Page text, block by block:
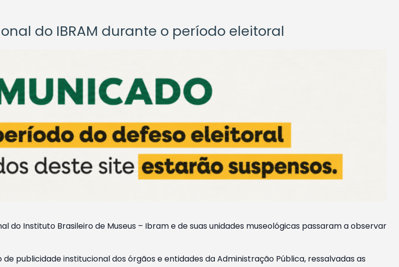
do IBRAM durante o período eleitoral
do Instituto Brasileiro de Museus – Ibram e de suas unidades museológicas passaram a observar
publicidade institucional dos órgãos e entidades da Administração Pública, ressalvadas as